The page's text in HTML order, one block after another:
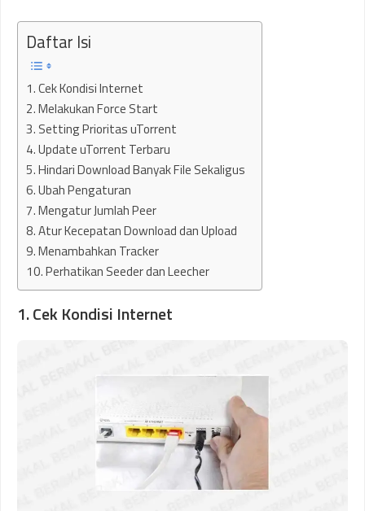
Daftar Isi
1. Cek Kondisi Internet
2. Melakukan Force Start
3. Setting Prioritas uTorrent
4. Update uTorrent Terbaru
5. Hindari Download Banyak File Sekaligus
6. Ubah Pengaturan
7. Mengatur Jumlah Peer
8. Atur Kecepatan Download dan Upload
9. Menambahkan Tracker
10. Perhatikan Seeder dan Leecher
1. Cek Kondisi Internet